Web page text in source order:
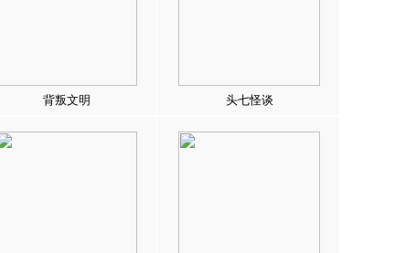
背叛文明 头七怪谈